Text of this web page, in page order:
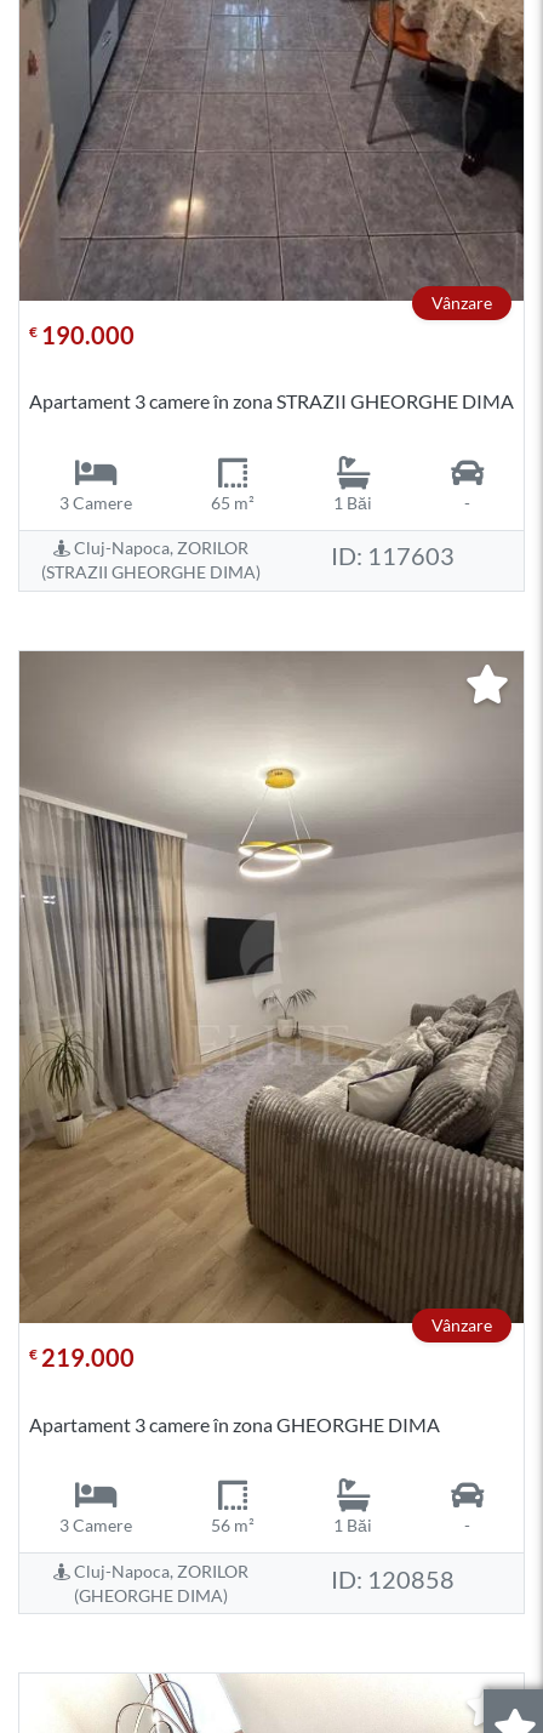
Vânzare
€ 190.000
Apartament 3 camere în zona STRAZII GHEORGHE DIMA
3 Camere 65 m² 1 Băi -
Cluj-Napoca, ZORILOR
(STRAZII GHEORGHE DIMA)
ID: 117603
Vânzare
€ 219.000
Apartament 3 camere în zona GHEORGHE DIMA
3 Camere 56 m² 1 Băi -
Cluj-Napoca, ZORILOR
(GHEORGHE DIMA)
ID: 120858